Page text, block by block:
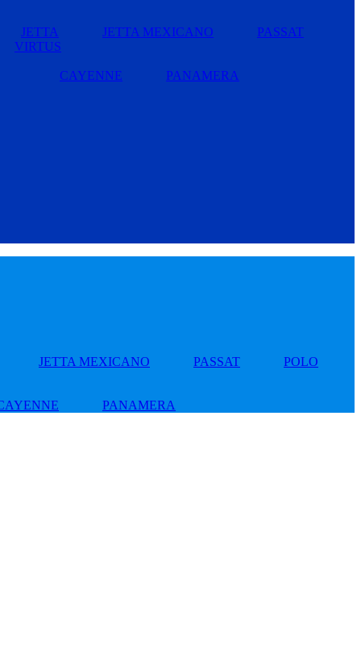
JETTA JETTA MEXICANO
PASSAT
VIRTUS
CAYENNE PANAMERA
JETTA MEXICANO PASSAT
POLO
PANAMERA